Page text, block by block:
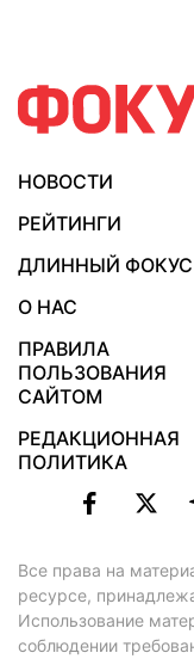
НОВОСТИ
РЕЙТИНГИ
ДЛИННЫЙ ФОКУС
О НАС
ПРАВИЛА
ПОЛЬЗОВАНИЯ
САЙТОМ
РЕДАКЦИОННАЯ
ПОЛИТИКА
Все права на
ресурсе,
Использование
соблюдении